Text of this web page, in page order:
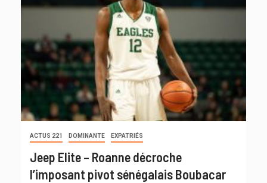
ACTUS 221 DOMINANTE EXPATRIÉS
Jeep Elite – Roanne décroche
l’imposant pivot sénégalais Boubacar